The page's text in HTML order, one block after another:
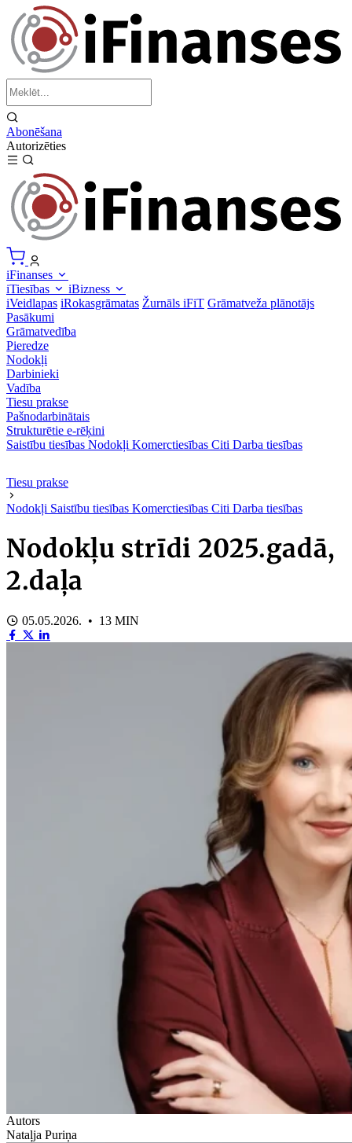
Abonēšana
Autorizēties
iFinanses
iTiesības
iBizness
iVeidlapas iRokasgrāmatas Žurnāls iFiT Grāmatveža plānotājs
Pasākumi
Grāmatvedība
Pieredze
Nodokļi
Darbinieki
Vadība
Tiesu prakse
Pašnodarbinātais
Strukturētie e-rēķini
Saistību tiesības Nodokļi Komerctiesības Citi Darba tiesības
Tiesu prakse
Nodokļi Saistību tiesības Komerctiesības Citi Darba tiesības
Nodokļu strīdi 2025.gadā,
2.daļa
05.05.2026. • 13 MIN
Autors
Nataļja Puriņa